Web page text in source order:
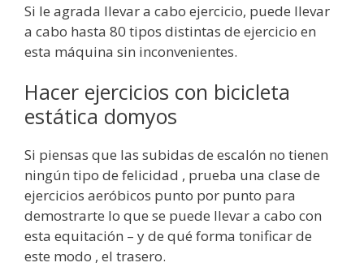
Si le agrada llevar a cabo ejercicio, puede llevar
a cabo hasta 80 tipos distintas de ejercicio en
esta máquina sin inconvenientes.
Hacer ejercicios con bicicleta
estática domyos
Si piensas que las subidas de escalón no tienen
ningún tipo de felicidad , prueba una clase de
ejercicios aeróbicos punto por punto para
demostrarte lo que se puede llevar a cabo con
esta equitación – y de qué forma tonificar de
este modo , el trasero.